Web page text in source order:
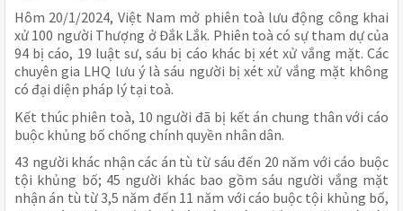
Hôm 20/1/2024, Việt Nam mở phiên toà lưu động công khai
xử 100 người Thượng ở Đắk Lắk. Phiên toà có sự tham dự của
94 bị cáo, 19 luật sư, sáu bị cáo khác bị xét xử vắng mặt. Các
chuyên gia LHQ lưu ý là sáu người bị xét xử vắng mặt không
có đại diện pháp lý tại toà.
Kết thúc phiên toà, 10 người đã bị kết án chung thân với cáo
buộc khủng bố chống chính quyền nhân dân.
43 người khác nhận các án tù từ sáu đến 20 năm với cáo buộc
tội khủng bố; 45 người khác bao gồm sáu người vắng mặt
nhận án tù từ 3,5 năm đến 11 năm với cáo buộc tội khủng bố,